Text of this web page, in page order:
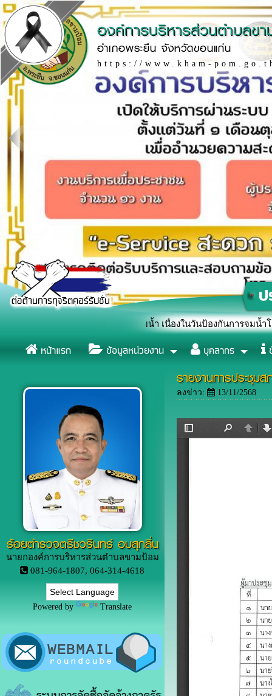
องค์การบริหารส่วนตำบลข
อำเภอพระยืน จังหวัดขอนแก่น
https://www.kham-
กษณ์หยุดยั้งการจมน้ำ เนื่องในวันป้องกันการจมน้ำโลก (World
หน้าแรก ข้อมูลหน่วยงาน บุคลากร
ร้อยตำรวจตรีชวรินทร์ อบสุกลิ่น
นายกองค์การบริหารส่วนตำบลขามป้อม
081-964-1807, 064-314-4618
Powered by Translate
รายงานการประชุ
ลงข่าว: 13/11/2568